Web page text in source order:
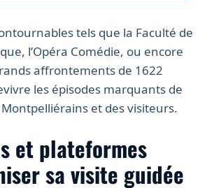
tels que la Faculté de
l’Opéra Comédie, ou encore
affrontements de 1622
les épisodes marquants de
et des visiteurs.
et plateformes
sa visite guidée